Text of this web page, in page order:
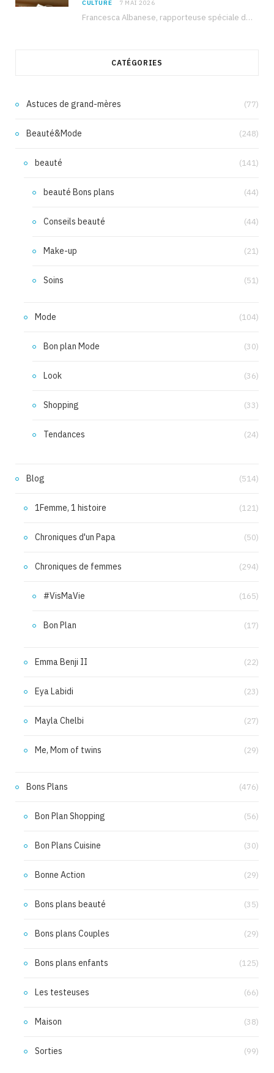
CULTURE 7 MAI 2026
Francesca Albanese, rapporteuse spéciale de l’ONU sur les territoires palestiniens occupés, était à Tunis pour…
CATÉGORIES
Astuces de grand-mères (77)
Beauté&Mode (248)
beauté (141)
beauté Bons plans (44)
Conseils beauté (44)
Make-up (21)
Soins (51)
Mode (104)
Bon plan Mode (30)
Look (36)
Shopping (33)
Tendances (24)
Blog (514)
1Femme, 1 histoire (121)
Chroniques d'un Papa (50)
Chroniques de femmes (294)
#VisMaVie (165)
Bon Plan (17)
Emma Benji II (22)
Eya Labidi (23)
Mayla Chelbi (27)
Me, Mom of twins (29)
Bons Plans (476)
Bon Plan Shopping (56)
Bon Plans Cuisine (30)
Bonne Action (29)
Bons plans beauté (35)
Bons plans Couples (29)
Bons plans enfants (125)
Les testeuses (66)
Maison (38)
Sorties (99)